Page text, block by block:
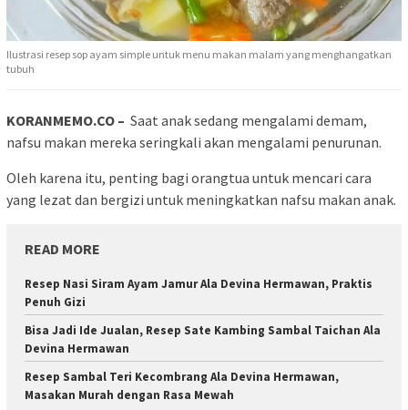
Ilustrasi resep sop ayam simple untuk menu makan malam yang menghangatkan
tubuh
KORANMEMO.CO – Saat anak sedang mengalami demam,
nafsu makan mereka seringkali akan mengalami penurunan.
Oleh karena itu, penting bagi orangtua untuk mencari cara
yang lezat dan bergizi untuk meningkatkan nafsu makan anak.
READ MORE
Resep Nasi Siram Ayam Jamur Ala Devina Hermawan, Praktis
Penuh Gizi
Bisa Jadi Ide Jualan, Resep Sate Kambing Sambal Taichan Ala
Devina Hermawan
Resep Sambal Teri Kecombrang Ala Devina Hermawan,
Masakan Murah dengan Rasa Mewah